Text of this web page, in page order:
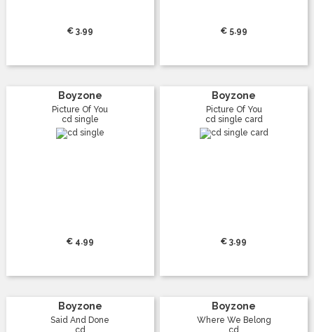
€ 3.99 € 5.99
Boyzone
Picture Of You
cd single
€ 4.99
Boyzone
Picture Of You
cd single card
€ 3.99
Boyzone
Said And Done
cd
Boyzone
Where We Belong
cd